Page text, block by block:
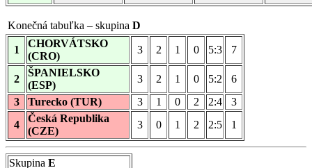
Konečná tabuľka – skupina D
1
CHORVÁTSKO
(CRO)
3 2 1 0 5:3 7
2
ŠPANIELSKO
(ESP)
3 2 1 0 5:2
6
3
Turecko (TUR) 3 1 0 2 2:4
3
4
Česká Republika
(CZE)
3 0 1 2 2:5 1
Skupina E